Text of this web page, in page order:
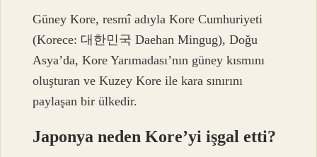
Güney Kore, resmî adıyla Kore Cumhuriyeti
(Korece: 대한민국 Daehan Mingug), Doğu
Asya’da, Kore Yarımadası’nın güney kısmını
oluşturan ve Kuzey Kore ile kara sınırını
paylaşan bir ülkedir.
Japonya neden Kore’yi işgal etti?